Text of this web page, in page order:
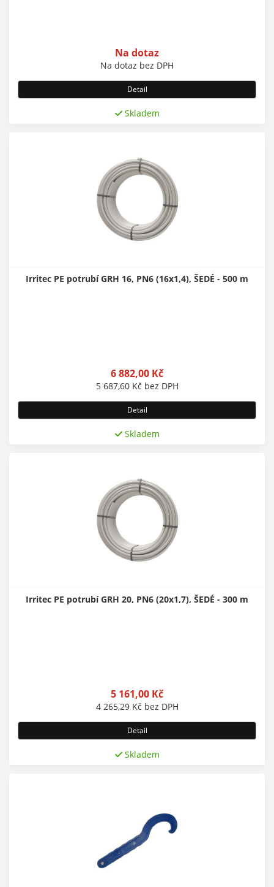
Na dotaz
Na dotaz bez DPH
Detail
Skladem
Irritec PE potrubí GRH 16, PN6 (16x1,4), ŠEDÉ - 500 m
6 882,00 Kč
5 687,60 Kč bez DPH
Detail
Skladem
Irritec PE potrubí GRH 20, PN6 (20x1,7), ŠEDÉ - 300 m
5 161,00 Kč
4 265,29 Kč bez DPH
Detail
Skladem